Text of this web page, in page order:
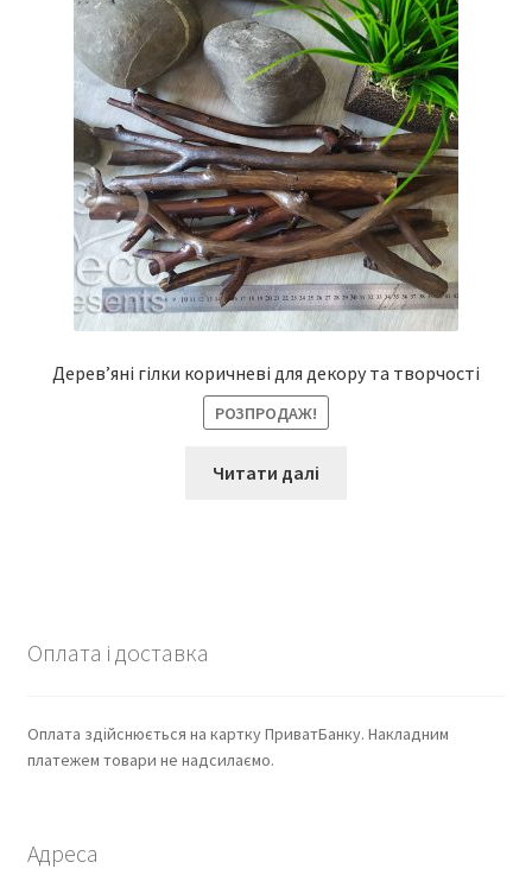
Дерев’яні гілки коричневі для декору та творчості
РОЗПРОДАЖ!
Читати далі
Оплата і доставка
Оплата здійснюється на картку ПриватБанку. Накладним
платежем товари не надсилаємо.
Адреса